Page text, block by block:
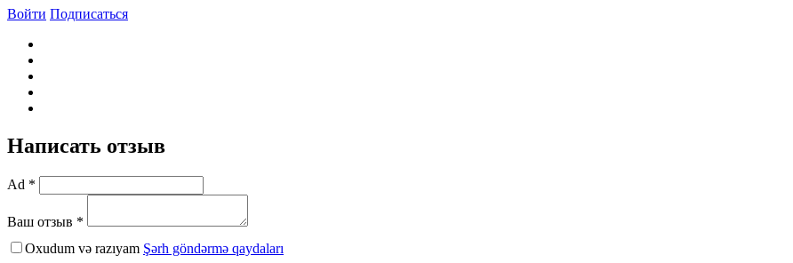
Войти Подписаться
Написать отзыв
Ad *
Ваш отзыв *
Oxudum və razıyam Şərh göndərmə qaydaları